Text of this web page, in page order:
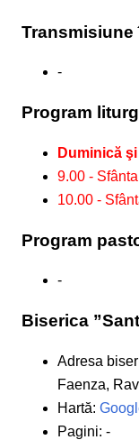
Transmisiune
-
Program
Duminică
9.00 -
10.00 -
Program
-
Biserica
Adresa
Faenza,
Hartă:
Pagini: -